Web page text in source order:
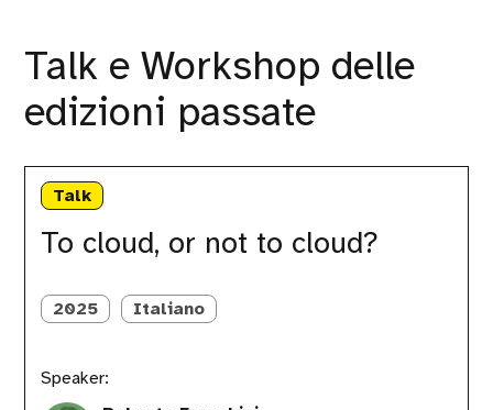
Talk e Workshop delle
edizioni passate
Talk
To cloud, or not to cloud?
To
cloud,
2025
Italiano
Speaker: